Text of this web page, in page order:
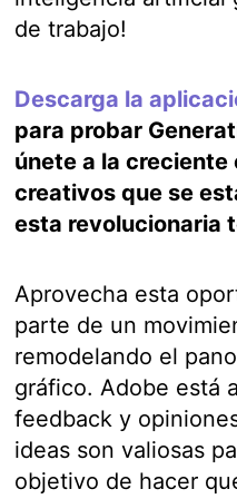
de trabajo!
Descarga la
para probar
únete a la creciente
creativos que se
esta revolucionaria
Aprovecha esta
parte de un
remodelando el
gráfico. Adobe está
feedback y
ideas son valiosas
objetivo de hacer